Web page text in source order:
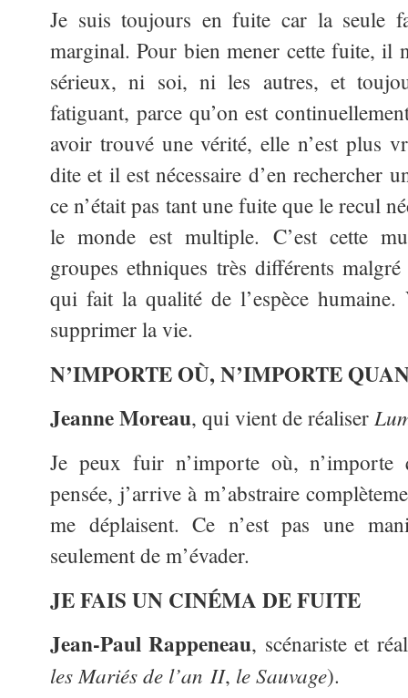
Je suis toujours en fuite car la seule
marginal. Pour bien mener cette fuite, il
sérieux, ni soi, ni les autres, et
fatiguant, parce qu’on est
avoir trouvé une vérité, elle n’est plus
dite et il est nécessaire d’en rechercher
ce n’était pas tant une fuite que le recul
le monde est multiple. C’est cette
groupes ethniques très différents
qui fait la qualité de l’espèce
supprimer la vie.
N’IMPORTE OÙ, N’IMPORTE
Jeanne Moreau, qui vient de réaliser
Je peux fuir n’importe où, n’importe
pensée, j’arrive à m’abstraire
me déplaisent. Ce n’est pas une
seulement de m’évader.
JE FAIS UN CINÉMA DE FUITE
Jean-Paul Rappeneau, scénariste et
les Mariés de l’an II, le Sauvage).